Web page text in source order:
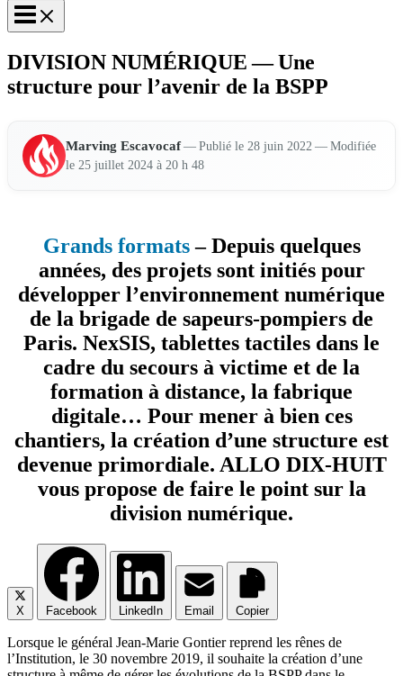
DIVISION NUMÉRIQUE — Une
structure pour l’avenir de la BSPP
Mar­ving Esca­vo­caf— Publié le 28 juin 2022 — Modi­fiée
le 25 juillet 2024 à 20 h 48
Grands formats– Depuis quelques
années, des projets sont initiés pour
développer l’environnement numérique
de la brigade de sapeurs-pompiers de
Paris. NexSIS, tablettes tactiles dans le
cadre du secours à victime et de la
formation à distance, la fabrique
digitale… Pour mener à bien ces
chantiers, la création d’une structure est
devenue primordiale. ALLO DIX-HUIT
vous propose de faire le point sur la
division numérique.
X Facebook LinkedIn Email Copier
Lorsque le géné­ral Jean-Marie Gon­tier reprend les rênes de
l’Institution, le 30 novembre 2019, il sou­haite la créa­tion d’une